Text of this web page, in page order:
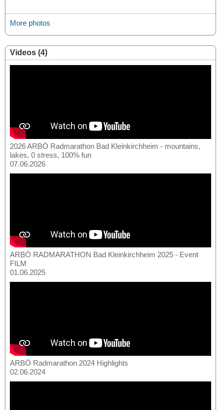
More photos
Videos (4)
2026 ARBÖ Radmarathon Bad Kleinkirchheim - mountains,
lakes, 0 stress, 100% fun
07.06.2026
ARBÖ RADMARATHON Bad Kleinkirchheim 2025 - Event
FILM
01.06.2025
ARBÖ Radmarathon 2024 Highlights
02.06.2024